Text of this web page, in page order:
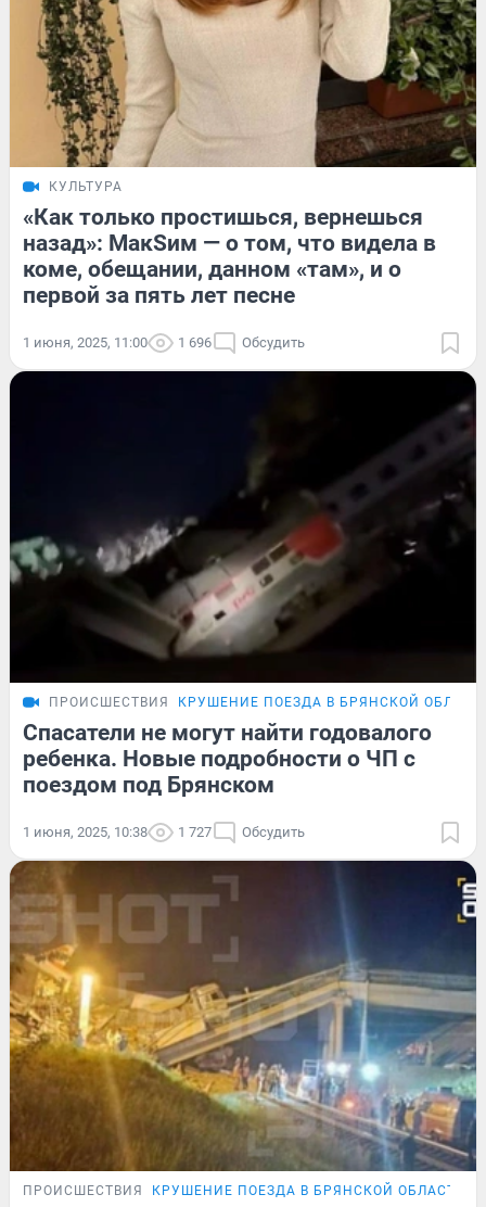
КУЛЬТУРА
«Как только простишься, вернешься
назад»: МакSим — о том, что видела в
коме, обещании, данном «там», и о
первой за пять лет песне
1 июня, 2025, 11:00 1 696 Обсудить
ПРОИСШЕСТВИЯ КРУШЕНИЕ ПОЕЗДА В БРЯНСКОЙ
Спасатели не могут найти годовалого
ребенка. Новые подробности о ЧП с
поездом под Брянском
1 июня, 2025, 10:38 1 727 Обсудить
ПРОИСШЕСТВИЯ КРУШЕНИЕ ПОЕЗДА В БРЯНСКОЙ ОБЛАСТИ